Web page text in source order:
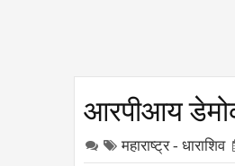
आरपीआय
महाराष्ट्र - धाराशिव